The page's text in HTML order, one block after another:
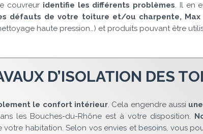
couvreur identifie les différents problèmes. Il en
défauts de votre toiture et/ou charpente,
haute pression…) et produits pouvant être
D’ISOLATION DES
le confort intérieur. Cela engendre aussi
les Bouches-du-Rhône est à votre disposition.
habitation. Selon vos envies et besoins, vous